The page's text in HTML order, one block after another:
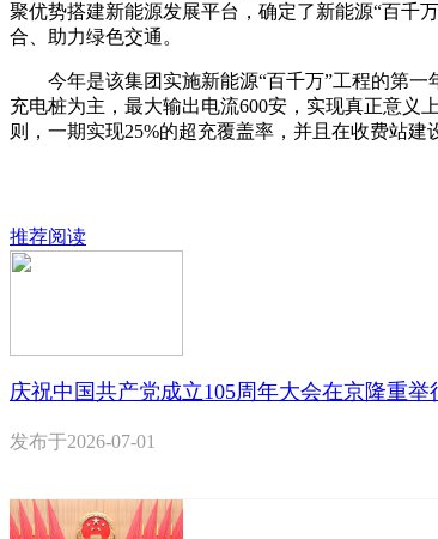
聚优势搭建新能源发展平台，确定了新能源“百千
合、助力绿色交通。
今年是该集团实施新能源“百千万”工程的第一
充电桩为主，最大输出电流600安，实现真正意义
则，一期实现25%的超充覆盖率，并且在收费站
推荐阅读
庆祝中国共产党成立105周年大会在京隆重举
发布于2026-07-01